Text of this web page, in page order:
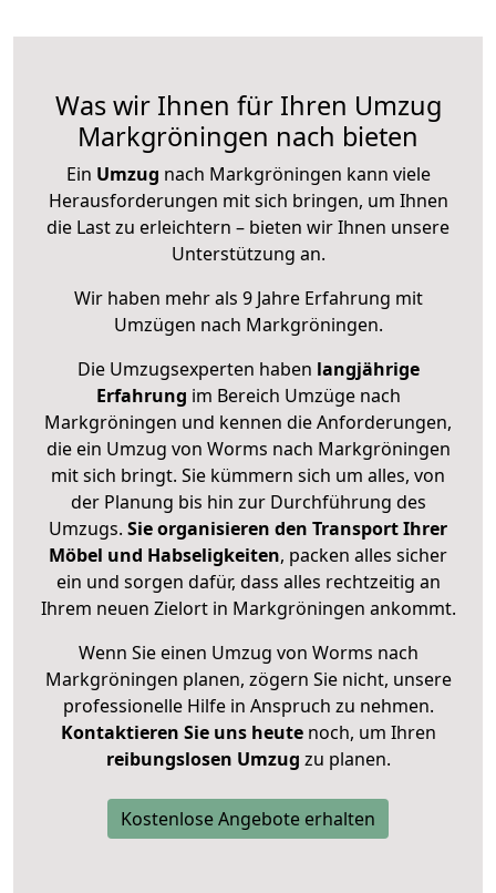
Was wir Ihnen für Ihren Umzug
Markgröningen nach bieten
Ein Umzug nach Markgröningen kann viele
Herausforderungen mit sich bringen, um Ihnen
die Last zu erleichtern – bieten wir Ihnen unsere
Unterstützung an.
Wir haben mehr als 9 Jahre Erfahrung mit
Umzügen nach Markgröningen.
Die Umzugsexperten haben langjährige
Erfahrung im Bereich Umzüge nach
Markgröningen und kennen die Anforderungen,
die ein Umzug von Worms nach Markgröningen
mit sich bringt. Sie kümmern sich um alles, von
der Planung bis hin zur Durchführung des
Umzugs. Sie organisieren den Transport Ihrer
Möbel und Habseligkeiten, packen alles sicher
ein und sorgen dafür, dass alles rechtzeitig an
Ihrem neuen Zielort in Markgröningen ankommt.
Wenn Sie einen Umzug von Worms nach
Markgröningen planen, zögern Sie nicht, unsere
professionelle Hilfe in Anspruch zu nehmen.
Kontaktieren Sie uns heutenoch, um Ihren
reibungslosen Umzug zu planen.
Kostenlose Angebote erhalten